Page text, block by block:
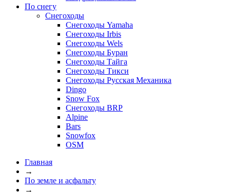
По снегу
Снегоходы
Снегоходы Yamaha
Снегоходы Irbis
Снегоходы Wels
Снегоходы Буран
Снегоходы Тайга
Снегоходы Тикси
Снегоходы Русская Механика
Dingo
Snow Fox
Снегоходы BRP
Alpine
Bars
Snowfox
OSM
Главная
→
По земле и асфальту
→